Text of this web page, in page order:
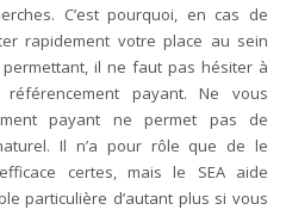
C’est pourquoi, en cas de
rapidement votre place au sein
il ne faut pas hésiter à
référencement payant.Ne vous
payant ne permet pas de
Il n’a pour rôle que de le
certes, mais le SEA aide
particulière d’autant plus si vous